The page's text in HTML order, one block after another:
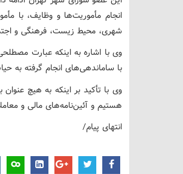
انجام مأموریت‌ها و وظایف،‌ با
شهری، محیط زیست، فرهنگی و
وی با اشاره به اینکه عبارت
با ساماندهی‌های انجام گرفته به
وی با تأکید بر اینکه به هیچ
هستیم و آئین‌نامه‌های مالی و
انتهای پیام/